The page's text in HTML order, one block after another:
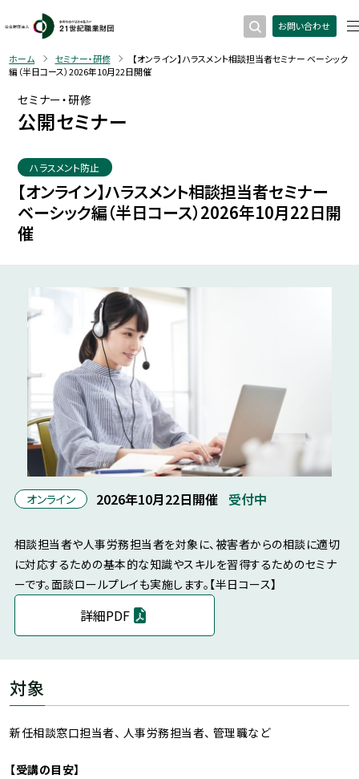
お問い合わせ
ホーム セミナー・研修
【オンライン】ハラスメント相談担当者セミナー ベーシック
編（半日コース）2026年10月22日開催
セミナー・研修
公開セミナー
ハラスメント防止
【オンライン】ハラスメント相談担当者セミナー
ベーシック編（半日コース）2026年10月22日開
催
オンライン 2026年10月22日開催 受付中
相談担当者や人事労務担当者を対象に、被害者からの相談に適切
に対応するための基本的な知識やスキルを習得するためのセミナ
ーです。面談ロールプレイも実施します。【半日コース】
詳細PDF
対象
新任相談窓口担当者、 人事労務担当者、 管理職など
【受講の目安】